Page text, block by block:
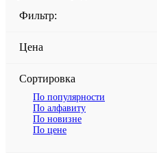
Фильтр:
Цена
Сортировка
По популярности
По алфавиту
По новизне
По цене